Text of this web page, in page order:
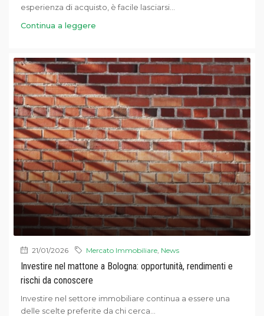
esperienza di acquisto, è facile lasciarsi...
Continua a leggere
21/01/2026 Mercato Immobiliare News
Investire nel mattone a Bologna: opportunità, rendimenti e
rischi da conoscere
Investire nel settore immobiliare continua a essere una
delle scelte preferite da chi cerca...